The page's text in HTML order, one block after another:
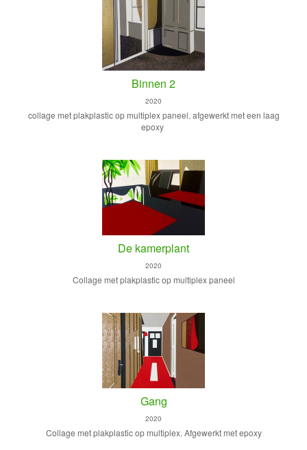
Binnen 2
2020
collage met plakplastic op multiplex paneel. afgewerkt met een laag
epoxy
De kamerplant
2020
Collage met plakplastic op multiplex paneel
Gang
2020
Collage met plakplastic op multiplex. Afgewerkt met epoxy